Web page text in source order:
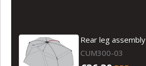
Rear leg assembly
CUM300-03